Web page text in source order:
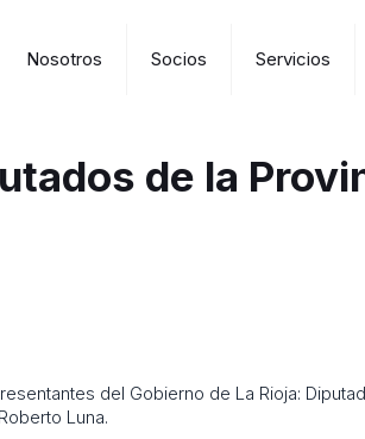
Nosotros Socios Servicios
de la
del Gobierno de La Rioja:
Luna.